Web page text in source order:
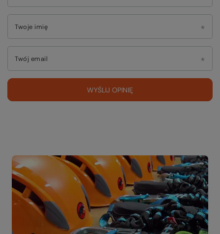
Twoje imię
Twój email
WYŚLIJ OPINIĘ